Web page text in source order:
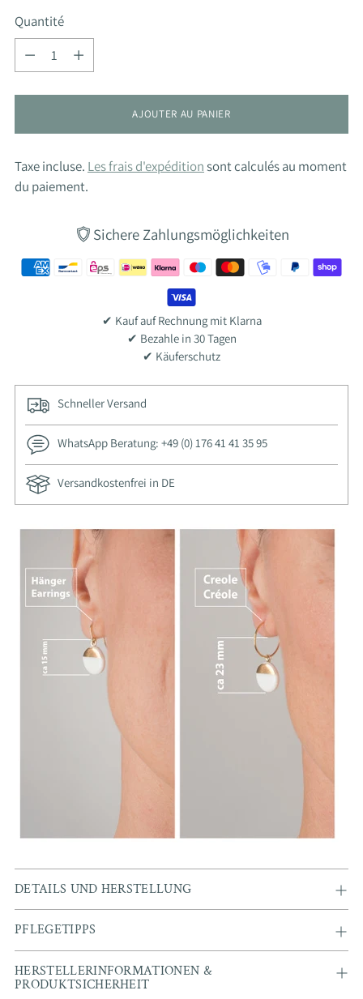
Quantité
Quantité
AJOUTER AU PANIER
Taxe incluse. Les frais d'expéditionsont calculés au moment
du paiement.
Sichere Zahlungsmöglichkeiten
✔ Kauf auf Rechnung mit Klarna
✔ Bezahle in 30 Tagen
✔ Käuferschutz
Schneller Versand
WhatsApp Beratung: +49 (0) 176 41 41 35 95
Versandkostenfrei in DE
Ajouter
produit
DETAILS UND HERSTELLUNG
PFLEGETIPPS
HERSTELLERINFORMATIONEN &
PRODUKTSICHERHEIT